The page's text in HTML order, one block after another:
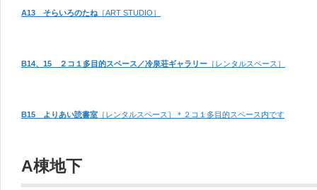
A13 そらいろのたね ［ART STUDIO］
B14、15 ２コ１多目的スペース／冷泉荘ギャラリー ［レンタルスペース］
B15 よりあい読書室 ［レンタルスペース］＊２コ１多目的スペース内です
A棟地下